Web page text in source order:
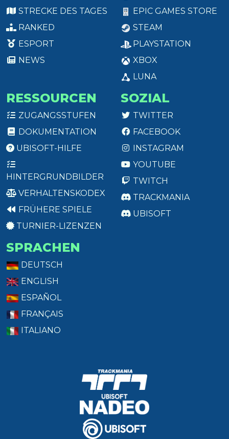
STRECKE DES TAGES
RANKED
ESPORT
NEWS
EPIC GAMES STORE
STEAM
PLAYSTATION
XBOX
LUNA
RESSOURCEN
ZUGANGSSTUFEN
DOKUMENTATION
UBISOFT-HILFE
HINTERGRUNDBILDER
VERHALTENSKODEX
FRÜHERE SPIELE
TURNIER-LIZENZEN
SOZIAL
TWITTER
FACEBOOK
INSTAGRAM
YOUTUBE
TWITCH
TRACKMANIA
UBISOFT
SPRACHEN
DEUTSCH
ENGLISH
ESPAÑOL
FRANÇAIS
ITALIANO